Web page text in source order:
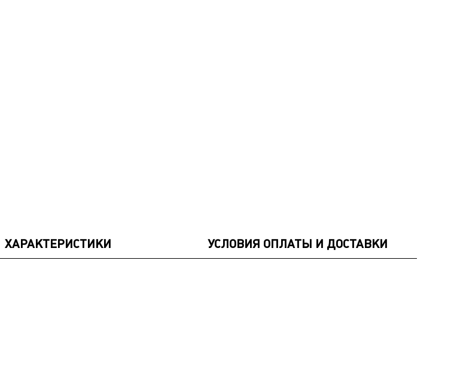
ХАРАКТЕРИСТИКИ УСЛОВИЯ ОПЛАТЫ И ДОСТАВКИ